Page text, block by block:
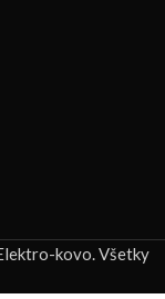
kovo. Všetky